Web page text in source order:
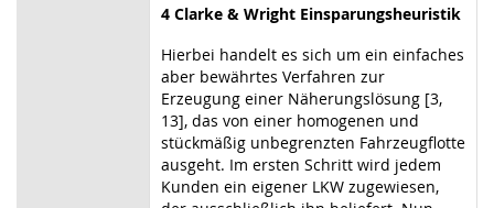
4 Clarke & Wright Einsparungsheuristik
Hierbei handelt es sich um ein einfaches
aber bewährtes Verfahren zur
Erzeugung einer Näherungslösung [3,
13], das von einer homogenen und
stückmäßig unbegrenzten Fahrzeugflotte
ausgeht. Im ersten Schritt wird jedem
Kunden ein eigener LKW zugewiesen,